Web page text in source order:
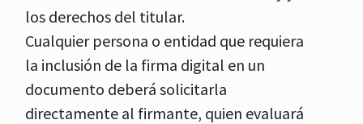
los derechos del titular.
Cualquier persona o entidad que requiera
la inclusión de la firma digital en un
documento deberá solicitarla
directamente al firmante, quien evaluará